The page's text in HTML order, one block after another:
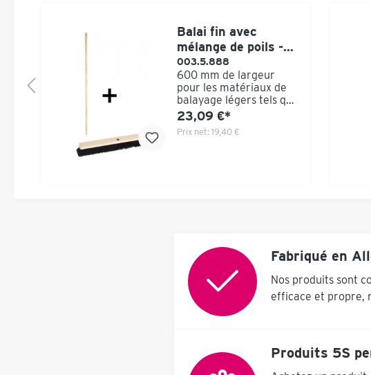
Balai fin avec
mélange de poils -
manche inclus
003.5.888
600 mm de largeur
pour les matériaux de
balayage légers tels que
les copeaux de métal,
etc. manche à balai
inclus
23,09 €*
Prix net: 19,40 €
Fabriqué en
Nos produits sont
efficace et propre,
Produits 5S